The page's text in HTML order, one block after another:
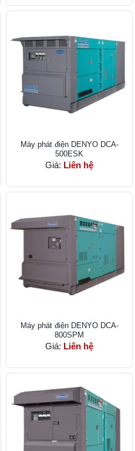
Máy phát điện DENYO DCA-
500ESK
Giá: Liên hệ
Máy phát điện DENYO DCA-
800SPM
Giá: Liên hệ